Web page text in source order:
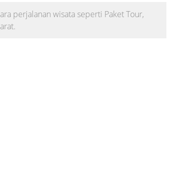
perjalanan wisata seperti Paket Tour,